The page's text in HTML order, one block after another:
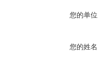
您的单位
您的姓名